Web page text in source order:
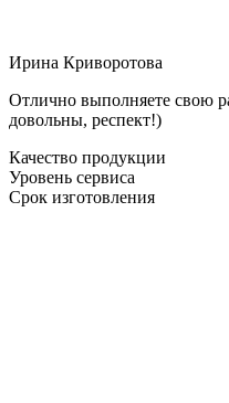
Ирина Криворотова
Отлично выполняете свою
довольны, респект!)
Качество продукции
Уровень сервиса
Срок изготовления